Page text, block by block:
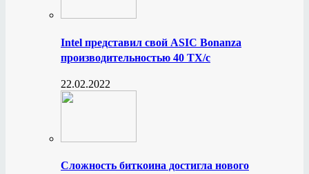
Intel представил свой ASIC Bonanza
производительностью 40 ТХ/с
22.02.2022
Сложность биткоина достигла нового